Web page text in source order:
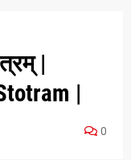
|
|
0